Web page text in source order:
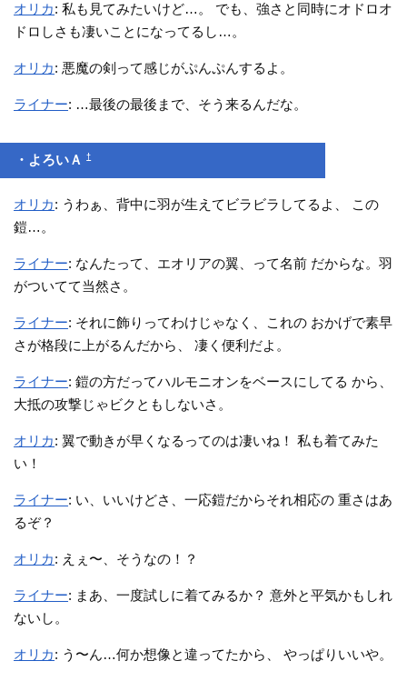
オリカ: 私も見てみたいけど…。 でも、強さと同時にオドロオ
ドロしさも凄いことになってるし…。
オリカ: 悪魔の剣って感じがぷんぷんするよ。
ライナー: …最後の最後まで、そう来るんだな。
・よろいＡ†
オリカ: うわぁ、背中に羽が生えてビラビラしてるよ、 この
鎧…。
ライナー: なんたって、エオリアの翼、って名前 だからな。羽
がついてて当然さ。
ライナー: それに飾りってわけじゃなく、これの おかげで素早
さが格段に上がるんだから、 凄く便利だよ。
ライナー: 鎧の方だってハルモニオンをベースにしてる から、
大抵の攻撃じゃビクともしないさ。
オリカ: 翼で動きが早くなるってのは凄いね！ 私も着てみた
い！
ライナー: い、いいけどさ、一応鎧だからそれ相応の 重さはあ
るぞ？
オリカ: えぇ〜、そうなの！？
ライナー: まあ、一度試しに着てみるか？ 意外と平気かもしれ
ないし。
オリカ: う〜ん…何か想像と違ってたから、 やっぱりいいや。